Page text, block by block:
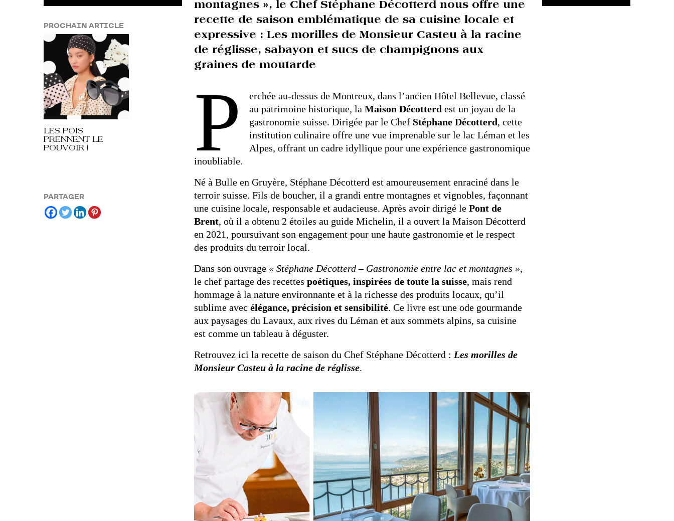
PROCHAIN ARTICLE
LES POIS
PRENNENT LE
POUVOIR !
PARTAGER
montagnes », le Chef Stéphane Décotterd nous offre une
recette de saison emblématique de sa cuisine locale et
expressive : Les morilles de Monsieur Casteu à la racine
de réglisse, sabayon et sucs de champignons aux
graines de moutarde
P
erchée au-dessus de Montreux, dans l’ancien Hôtel Bellevue, classé
au patrimoine historique, la Maison Décotterd est un joyau de la
gastronomie suisse. Dirigée par le Chef Stéphane Décotterd, cette
institution culinaire offre une vue imprenable sur le lac Léman et les
Alpes, offrant un cadre idyllique pour une expérience gastronomique
inoubliable.
Né à Bulle en Gruyère, Stéphane Décotterd est amoureusement enraciné dans le
terroir suisse. Fils de boucher, il a grandi entre montagnes et vignobles, façonnant
une cuisine locale, responsable et audacieuse. Après avoir dirigé le Pont de
Brent, où il a obtenu 2 étoiles au guide Michelin, il a ouvert la Maison Décotterd
en 2021, poursuivant son engagement pour une haute gastronomie et le respect
des produits du terroir local.
Dans son ouvrage « Stéphane Décotterd – Gastronomie entre lac et montagnes »,
le chef partage des recettes poétiques, inspirées de toute la suisse, mais rend
hommage à la nature environnante et à la richesse des produits locaux, qu’il
sublime avec élégance, précision et sensibilité. Ce livre est une ode gourmande
aux paysages du Lavaux, aux rives du Léman et aux sommets alpins, sa cuisine
est comme un tableau à déguster.
Retrouvez ici la recette de saison du Chef Stéphane Décotterd : Les morilles de
Monsieur Casteu à la racine de réglisse.